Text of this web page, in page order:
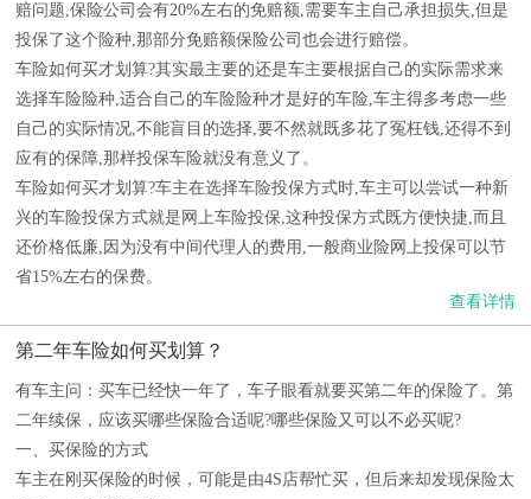
赔问题,保险公司会有20%左右的免赔额,需要车主自己承担损失,但是
投保了这个险种,那部分免赔额保险公司也会进行赔偿。
车险如何买才划算?其实最主要的还是车主要根据自己的实际需求来
选择车险险种,适合自己的车险险种才是好的车险,车主得多考虑一些
自己的实际情况,不能盲目的选择,要不然就既多花了冤枉钱,还得不到
应有的保障,那样投保车险就没有意义了。
车险如何买才划算?车主在选择车险投保方式时,车主可以尝试一种新
兴的车险投保方式就是网上车险投保,这种投保方式既方便快捷,而且
还价格低廉,因为没有中间代理人的费用,一般商业险网上投保可以节
省15%左右的保费。
查看详情
第二年车险如何买划算？
有车主问：买车已经快一年了，车子眼看就要买第二年的保险了。第
二年续保，应该买哪些保险合适呢?哪些保险又可以不必买呢?
一、买保险的方式
车主在刚买保险的时候，可能是由4S店帮忙买，但后来却发现保险太